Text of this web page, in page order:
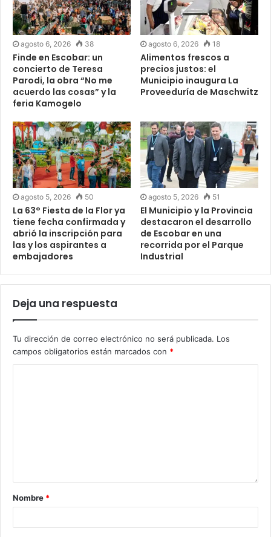
agosto 6, 2026 38
Finde en Escobar: un
concierto de Teresa
Parodi, la obra “No me
acuerdo las cosas” y la
feria Kamogelo
agosto 6, 2026 18
Alimentos frescos a
precios justos: el
Municipio inaugura La
Proveeduría de Maschwitz
agosto 5, 2026 50
La 63° Fiesta de la Flor ya
tiene fecha confirmada y
abrió la inscripción para
las y los aspirantes a
embajadores
agosto 5, 2026 51
El Municipio y la Provincia
destacaron el desarrollo
de Escobar en una
recorrida por el Parque
Industrial
Deja una respuesta
Tu dirección de correo electrónico no será publicada. Los
campos obligatorios están marcados con *
Nombre *